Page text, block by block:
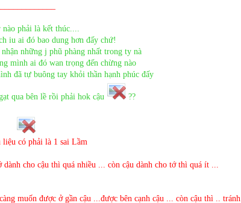
nào phải là kết thúc....
iu ai đó bao dung hơn đấy chứ!
những j phũ phàng nhất trong ty nà
mình ai đó wan trọng đến chừng nào
đã tự buông tay khỏi thần hạnh phúc đấy
qua bên lề rồi phải hok cậu ??
liệu có phải là 1 sai Lầm
cho cậu thì quá nhiều ... còn cậu dành cho tớ thì quá ít ...
muốn được ở gần cậu ...được bên cạnh cậu ... còn cậu thì .. tránh